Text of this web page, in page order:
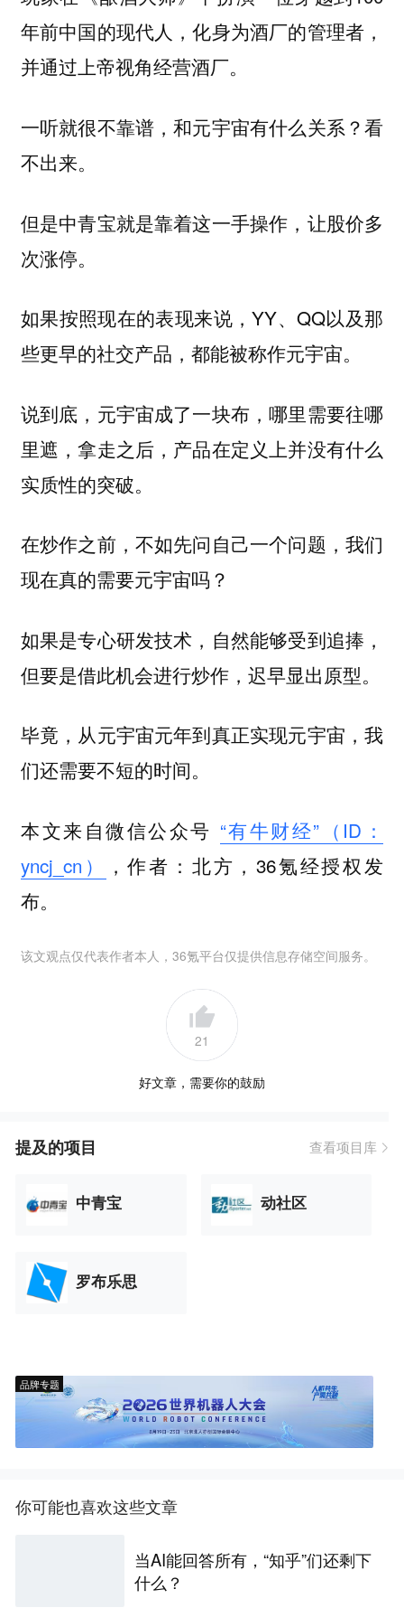
年前中国的现代人，化身为酒厂的管理者，
并通过上帝视角经营酒厂。
一听就很不靠谱，和元宇宙有什么关系？看
不出来。
但是中青宝就是靠着这一手操作，让股价多
次涨停。
如果按照现在的表现来说，YY、QQ以及那
些更早的社交产品，都能被称作元宇宙。
说到底，元宇宙成了一块布，哪里需要往哪
里遮，拿走之后，产品在定义上并没有什么
实质性的突破。
在炒作之前，不如先问自己一个问题，我们
现在真的需要元宇宙吗？
如果是专心研发技术，自然能够受到追捧，
但要是借此机会进行炒作，迟早显出原型。
毕竟，从元宇宙元年到真正实现元宇宙，我
们还需要不短的时间。
本文来自微信公众号 “有牛财经”（ID：
yncj_cn）
，作者：北方，36氪经授权发
布。
该文观点仅代表作者本人，36氪平台仅提供信息存储空间服务。
21
好文章，需要你的鼓励
提及的项目 查看项目库
中青宝 动社区
罗布乐思
品牌专题
你可能也喜欢这些文章
当AI能回答所有，“知乎”们还剩下
什么？